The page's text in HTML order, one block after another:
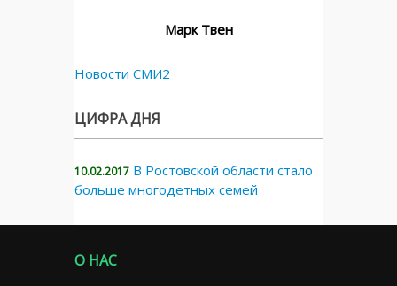
Марк Твен
Новости СМИ2
ЦИФРА ДНЯ
10.02.2017 В Ростовской области стало
больше многодетных семей
О НАС